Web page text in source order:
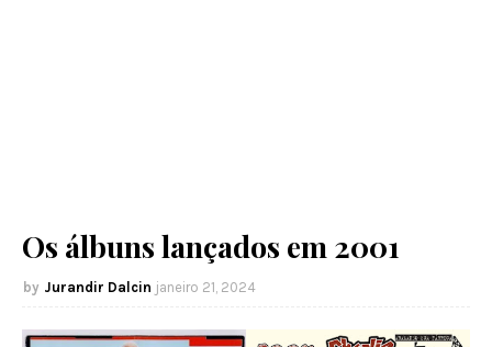
Os álbuns lançados em 2001
Jurandir Dalcin janeiro 21, 2024